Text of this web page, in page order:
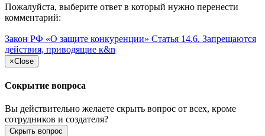
Пожалуйста, выберите ответ в который нужно перенести
комментарий:
Закон РФ «О защите конкуренции» Статья 14.6. Запрещаются
действия, приводящие к&n
×Close
Сокрытие вопроса
Вы действительно желаете скрыть вопрос от всех, кроме
сотрудников и создателя?
Скрыть вопрос